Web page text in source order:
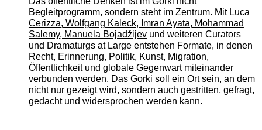
Begleitprogramm, sondern steht im Zentrum. Mit Luca
Cerizza, Wolfgang Kaleck, Imran Ayata, Mohammad
Salemy, Manuela Bojadžijevund weiteren Curators
und Dramaturgs at Large entstehen Formate, in denen
Recht, Erinnerung, Politik, Kunst, Migration,
Öffentlichkeit und globale Gegenwart miteinander
verbunden werden. Das Gorki soll ein Ort sein, an dem
nicht nur gezeigt wird, sondern auch gestritten, gefragt,
gedacht und widersprochen werden kann.